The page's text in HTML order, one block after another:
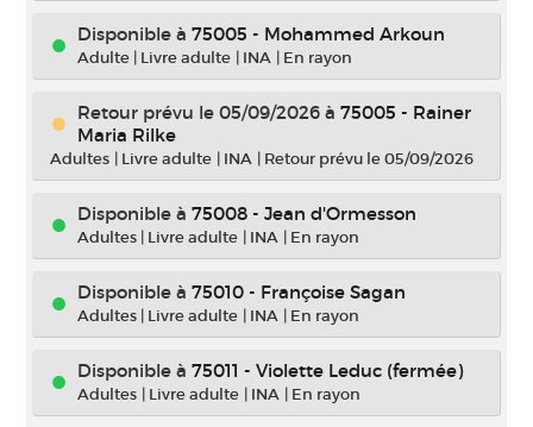
Disponible à 75005 - Mohammed Arkoun
Adulte | Livre adulte | INA | En rayon
Retour prévu le 05/09/2026 à 75005 - Rainer
Maria Rilke
Adultes | Livre adulte | INA | Retour prévu le 05/09/2026
Disponible à 75008 - Jean d'Ormesson
Adultes | Livre adulte | INA | En rayon
Disponible à 75010 - Françoise Sagan
Adultes | Livre adulte | INA | En rayon
Disponible à 75011 - Violette Leduc (fermée)
Adultes | Livre adulte | INA | En rayon